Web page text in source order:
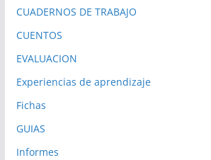
CUADERNOS DE TRABAJO
CUENTOS
EVALUACION
Experiencias de aprendizaje
Fichas
GUIAS
Informes